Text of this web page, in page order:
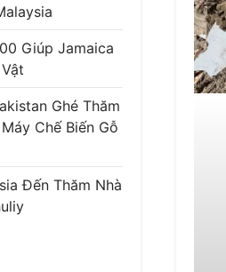
Giúp Jamaica
Ghé Thăm
Chế Biến Gỗ
Đến Thăm Nhà